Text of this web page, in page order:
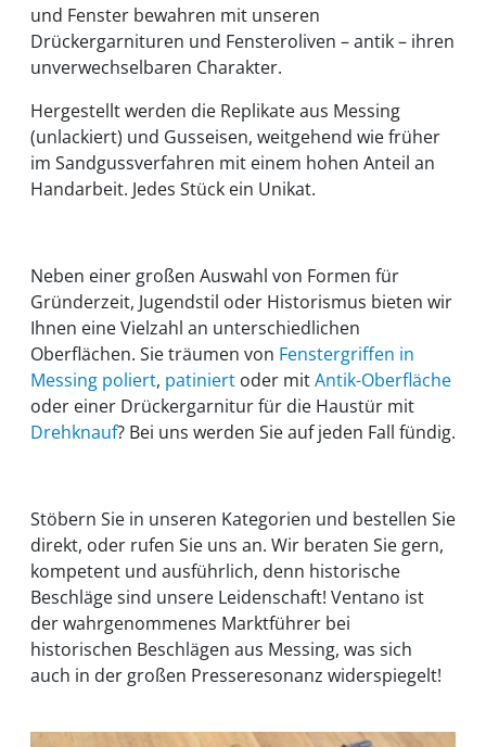
und Fenster bewahren mit unseren
Drückergarnituren und Fensteroliven – antik – ihren
unverwechselbaren Charakter.
Hergestellt werden die Replikate aus Messing
(unlackiert) und Gusseisen, weitgehend wie früher
im Sandgussverfahren mit einem hohen Anteil an
Handarbeit. Jedes Stück ein Unikat.
Neben einer großen Auswahl von Formen für
Gründerzeit, Jugendstil oder Historismus bieten wir
Ihnen eine Vielzahl an unterschiedlichen
Oberflächen. Sie träumen von Fenstergriffen in
Messing poliert, patiniert oder mitAntik-Oberfläche
oder einer Drückergarnitur für die Haustür mit
Drehknauf? Bei uns werden Sie auf jeden Fall fündig.
Stöbern Sie in unseren Kategorien und bestellen Sie
direkt, oder rufen Sie uns an. Wir beraten Sie gern,
kompetent und ausführlich, denn historische
Beschläge sind unsere Leidenschaft! Ventano ist
der wahrgenommenes Marktführer bei
historischen Beschlägen aus Messing, was sich
auch in der großen Presseresonanz widerspiegelt!